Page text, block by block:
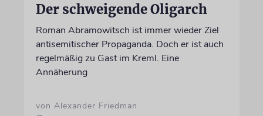
Der schweigende Oligarch
Roman Abramowitsch ist immer wieder Ziel
antisemitischer Propaganda. Doch er ist auch
regelmäßig zu Gast im Kreml. Eine
Annäherung
von Alexander Friedman